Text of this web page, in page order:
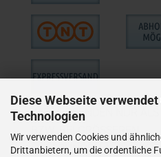
Diese Webseite
Technologien
Wir verwenden Cookies und
Drittanbietern, um die ordentliche
WIE VERSENDEN NUR ALS
BZW. BEI GRÖSSEREN
LIEFERUNGEN ALS